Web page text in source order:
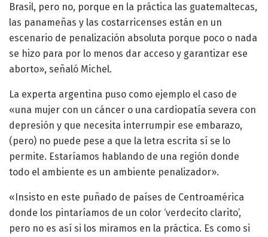
Brasil, pero no, porque en la práctica las guatemaltecas,
las panameñas y las costarricenses están en un
escenario de penalización absoluta porque poco o nada
se hizo para por lo menos dar acceso y garantizar ese
aborto», señaló Michel.
La experta argentina puso como ejemplo el caso de
«una mujer con un cáncer o una cardiopatía severa con
depresión y que necesita interrumpir ese embarazo,
(pero) no puede pese a que la letra escrita sí se lo
permite. Estaríamos hablando de una región donde
todo el ambiente es un ambiente penalizador».
«Insisto en este puñado de países de Centroamérica
donde los pintaríamos de un color ‘verdecito clarito’,
pero no es así si los miramos en la práctica. Es como si